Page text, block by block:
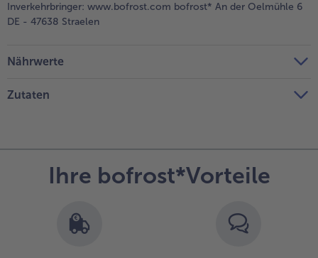
Inverkehrbringer: www.bofrost.com bofrost* An der Oelmühle 6
DE - 47638 Straelen
Nährwerte
Zutaten
Ihre bofrost*Vorteile